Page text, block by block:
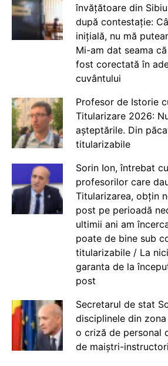
învățătoare din
după contestație:
inițială, nu mă
Mi-am dat seama
fost corectată în
cuvântului
Profesor de Istorie
Titularizare 2026:
așteptările. Din
titularizabile
Sorin Ion, întrebat
profesorilor care
Titularizarea, obțin
post pe perioadă
ultimii ani am
poate de bine sub
titularizabile / La
garanta de la
post
Secretarul de stat
disciplinele din
o criză de personal
de maiștri-instructori